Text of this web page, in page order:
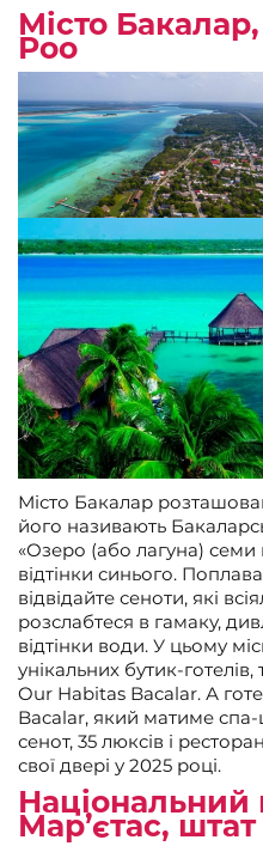
Місто
Роо
Місто Бакалар
його називають
«Озеро (або лагуна) семи
відтінки синього.
відвідайте сеноти, які
розслабтеся в гамаку,
відтінки води. У цьому
унікальних бутик-
Our Habitas Bacalar. А
Bacalar, який матиме
сенот, 35 люксів і
свої двері у 2025 році.
Національний
Мар’єтас,